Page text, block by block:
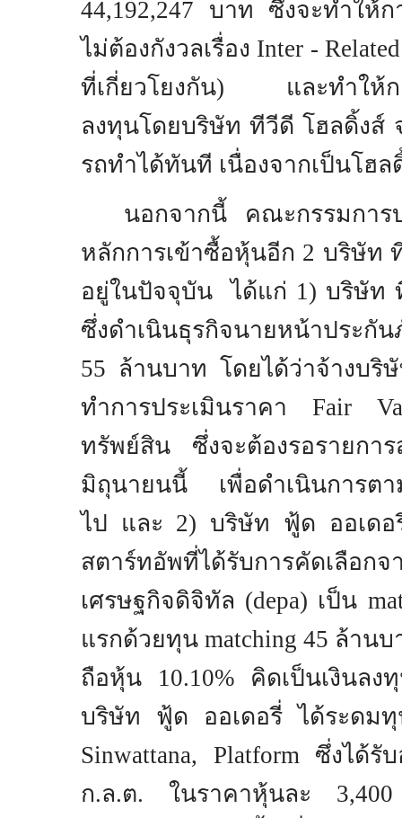
44,192,247 บาท ซึ่งจะทําให้ก
ไม่ต้องกังวลเรื่อง Inter -
ที่เกี่ยวโยงกัน) และทําให้กา
ลงทุนโดยบริษัท ทีวีดี โฮลดิ้งส์
รถทําได้ทันที เนื่องจากเป็นโฮ
นอกจากนี้ คณะกรรมกา
หลักการเข้าซื้อหุ้นอีก 2 บริษัท
อยู่ในปัจจุบัน ได้แก่ 1) บริษัท
ซึ่งดำเนินธุรกิจนายหน้าประ
55 ล้านบาท โดยได้ว่าจ้างบ
ทำการประเมินราคา Fair
ทรัพย์สิน ซึ่งจะต้องรอรายการ
มิถุนายนนี้ เพื่อดําเนินการต
ไป และ 2) บริษัท ฟู้ด ออเดอ
สตาร์ทอัพที่ได้รับการคัดเลือกจ
เศรษฐกิจดิจิทัล (depa) เป็น
แรกด้วยทุน matching 45 ล้าน
ถือหุ้น 10.10% คิดเป็นเงินล
บริษัท ฟู้ด ออเดอรี่ ได้ระดม
Sinwattana, Platform ซึ่งได้รั
ก.ล.ต. ในราคาหุ้นละ 3,400